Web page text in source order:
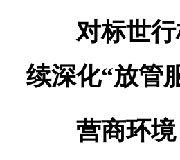
对标世
续深化“放管
营商环